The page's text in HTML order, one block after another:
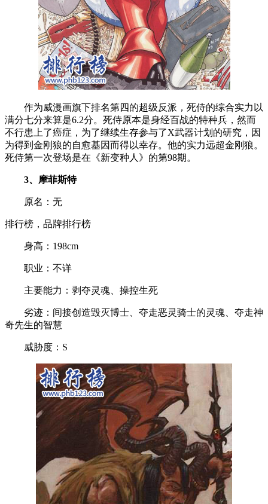
作为威漫画旗下排名第四的超级反派，死侍的综合实力以
满分七分来算是6.2分。死侍原本是身经百战的特种兵，然而
不行患上了癌症，为了继续生存参与了X武器计划的研究，因
为得到金刚狼的自愈基因而得以幸存。他的实力远超金刚狼。
死侍第一次登场是在《新变种人》的第98期。
3、摩菲斯特
原名：无
排行榜，品牌排行榜
身高：198cm
职业：不详
主要能力：剥夺灵魂、操控生死
劣迹：间接创造毁灭博士、夺走恶灵骑士的灵魂、夺走神
奇先生的智慧
威胁度：S